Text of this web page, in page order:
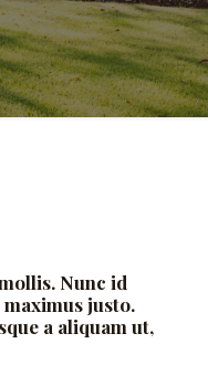
Nunc id
justo.
a aliquam ut,